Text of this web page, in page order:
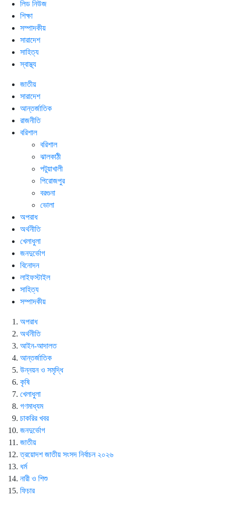
লিড নিউজ
শিক্ষা
সম্পাদকীয়
সারাদেশ
সাহিত্য
স্বাস্থ্য
জাতীয়
সারাদেশ
আন্তর্জাতিক
রাজনীতি
বরিশাল
বরিশাল
ঝালকাঠী
পটুয়াখালী
পিরোজপুর
বরগুনা
ভোলা
অপরাধ
অর্থনীতি
খেলাধুলা
জনদুর্ভোগ
বিনোদন
লাইফস্টাইল
সাহিত্য
সম্পাদকীয়
অপরাধ
অর্থনীতি
আইন-আদালত
আন্তর্জাতিক
উন্নয়ন ও সমৃদ্ধি
কৃষি
খেলাধুলা
গণমাধ্যম
চাকরির খবর
জনদুর্ভোগ
জাতীয়
ত্রয়োদশ জাতীয় সংসদ নির্বাচন ২০২৬
ধর্ম
নারী ও শিশু
ফিচার